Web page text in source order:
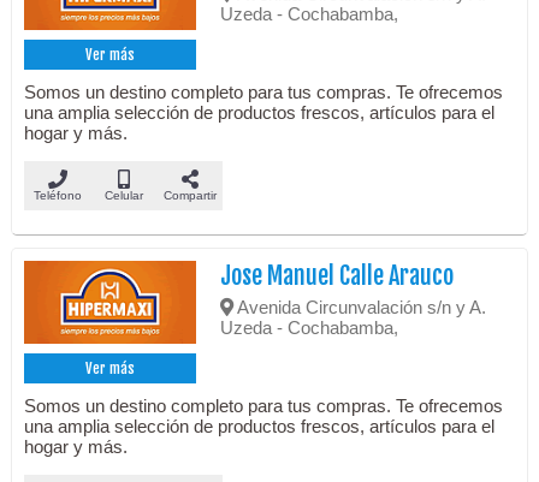
Ver más
Uzeda - Cochabamba,
Somos un destino completo para tus compras. Te ofrecemos
una amplia selección de productos frescos, artículos para el
hogar y más.
Teléfono Celular Compartir
Ver más
Jose Manuel Calle Arauco
Avenida Circunvalación s/n y A.
Uzeda - Cochabamba,
Somos un destino completo para tus compras. Te ofrecemos
una amplia selección de productos frescos, artículos para el
hogar y más.